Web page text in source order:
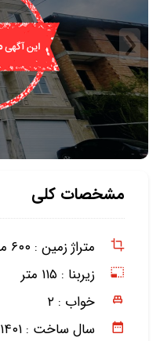
مشخصات کلی
متراژ زمین : ۶۰۰ متر
زیربنا : ۱۱۵ متر
خواب : ۲
سال ساخت : ۱۴۰۱